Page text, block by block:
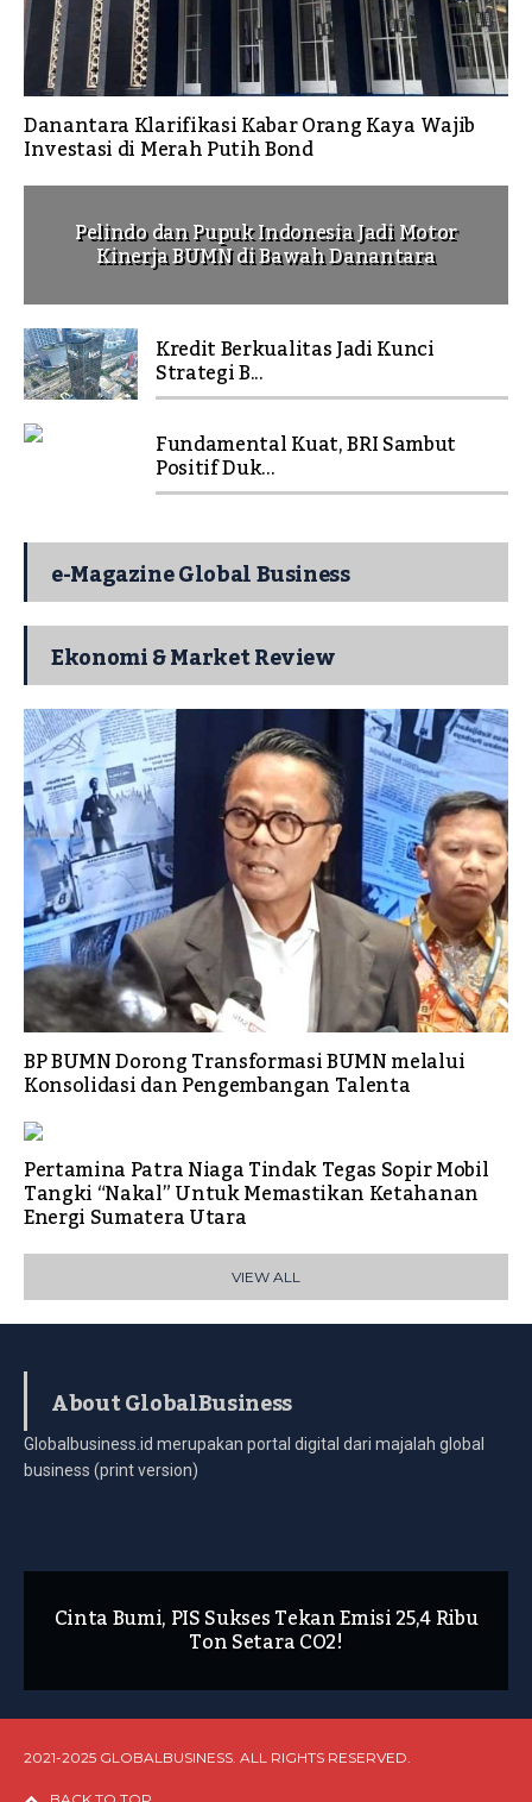
Danantara Klarifikasi Kabar Orang Kaya Wajib
Investasi di Merah Putih Bond
Pelindo dan Pupuk Indonesia Jadi Motor
Kinerja BUMN di Bawah Danantara
Kredit Berkualitas Jadi Kunci
Strategi B...
Fundamental Kuat, BRI Sambut
Positif Duk...
e-Magazine Global Business
Ekonomi & Market Review
BP BUMN Dorong Transformasi BUMN melalui
Konsolidasi dan Pengembangan Talenta
Pertamina Patra Niaga Tindak Tegas Sopir Mobil
Tangki “Nakal” Untuk Memastikan Ketahanan
Energi Sumatera Utara
VIEW ALL
About GlobalBusiness
Globalbusiness.id merupakan portal digital dari majalah global
business (print version)
Cinta Bumi, PIS Sukses Tekan Emisi 25,4 Ribu
Ton Setara CO2!
2021-2025 GLOBALBUSINESS. ALL RIGHTS RESERVED.